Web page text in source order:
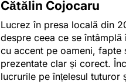
Cătălin Cojocaru
Lucrez în presa locală din
despre ceea ce se întâmplă
cu accent pe oameni, fapte
prezentate clar și corect.
lucrurile pe înțelesul tuturor